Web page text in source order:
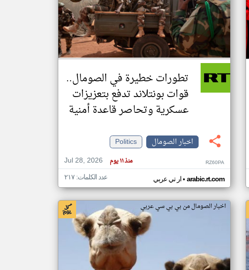
تغيير الدولة
مصادر الأخبار من الصومال
اخبار الصومال على مدار الساعة
أهم اخبار الصومال العاجلة والمباشرة
تطورات خطيرة في الصومال..
قوات بونتلاند تدفع بتعزيزات
عسكرية وتحاصر قاعدة أمنية
اخبار الصومال
Politics
Jul 28, 2026
منذ ١١ يوم RZ60PA
ار تي عربي• arabic.rt.com عدد الكلمات: ٢١٧
اخبار الصومال من بي بي سي عربي
klyoum.com